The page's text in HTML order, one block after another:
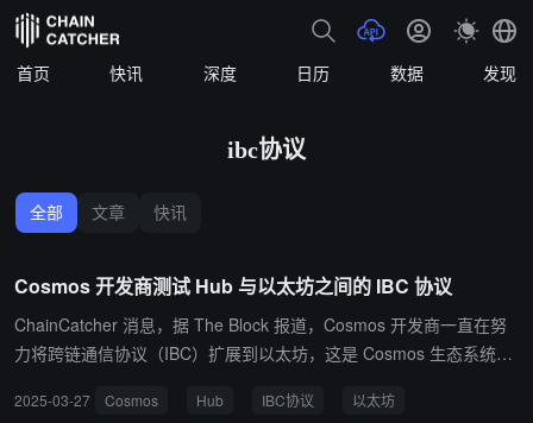
首页 快讯 深度 日历 数据 发现
ibc协议
全部 文章 快讯
Cosmos 开发商测试 Hub 与以太坊之间的 IBC 协议
ChainCatcher 消息，据 The Block 报道，Cosmos 开发商一直在努
力将跨链通信协议（IBC）扩展到以太坊，这是 Cosmos 生态系统的
s Mareneck 表示，该公司已经测试了从 Cosmos Hub（ATOM）到
2025-03-27 Cosmos Hub IBC协议 以太坊